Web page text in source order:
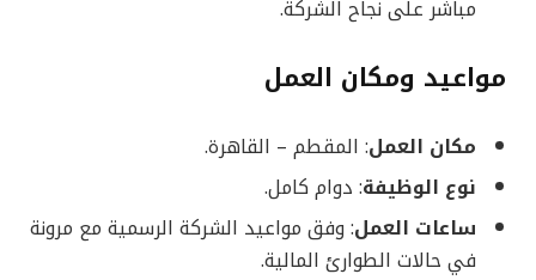
مباشر على نجاح الشركة.
مواعيد ومكان العمل
مكان العمل: المقطم – القاهرة.
نوع الوظيفة: دوام كامل.
ساعات العمل: وفق مواعيد الشركة الرسمية مع مرونة
في حالات الطوارئ المالية.